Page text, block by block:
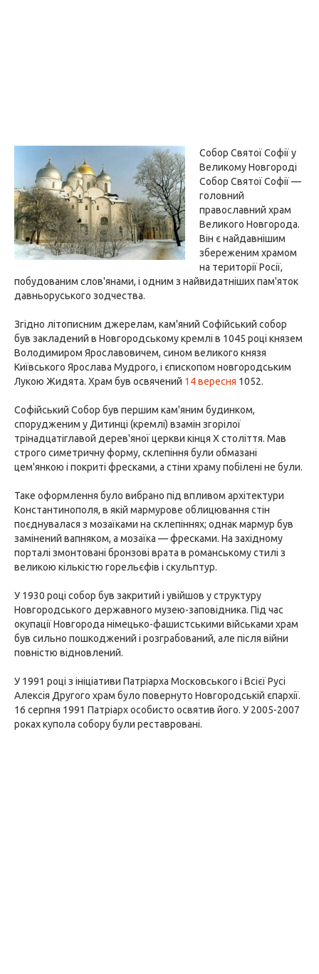
Собор Святої Софії у
Великому Новгороді
Собор Святої Софії —
головний
православний храм
Великого Новгорода.
Він є найдавнішим
збереженим храмом
на території Росії,
побудованим слов'янами, і одним з найвидатніших пам'яток
давньоруського зодчества.
Згідно літописним джерелам, кам'яний Софійський собор
був закладений в Новгородському кремлі в 1045 році князем
Володимиром Ярославовичем, сином великого князя
Київського Ярослава Мудрого, і єпископом новгородським
Лукою Жидята. Храм був освячений 14 вересня 1052.
Софійський Собор був першим кам'яним будинком,
спорудженим у Дитинці (кремлі) взамін згорілої
трінадцатіглавой дерев'яної церкви кінця X століття. Мав
строго симетричну форму, склепіння були обмазані
цем'янкою і покриті фресками, а стіни храму побілені не були.
Таке оформлення було вибрано під впливом архітектури
Константинополя, в якій мармурове облицювання стін
поєднувалася з мозаїками на склепіннях; однак мармур був
замінений вапняком, а мозаїка — фресками. На західному
порталі змонтовані бронзові врата в романському стилі з
великою кількістю горельєфів і скульптур.
У 1930 році собор був закритий і увійшов у структуру
Новгородського державного музею-заповідника. Під час
окупації Новгорода німецько-фашистськими військами храм
був сильно пошкоджений і розграбований, але після війни
повністю відновлений.
У 1991 році з ініціативи Патріарха Московського і Всієї Русі
Алексія Другого храм було повернуто Новгородській єпархії.
16 серпня 1991 Патріарх особисто освятив його. У 2005-2007
роках купола собору були реставровані.